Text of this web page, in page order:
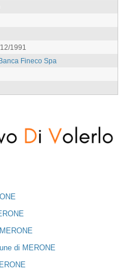
1991
Fineco Spa
di MERONE